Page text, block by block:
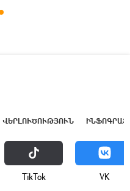
ՎԵՐԼՈՒԾՈՒԹՅՈՒՆ
ТikТоk VK